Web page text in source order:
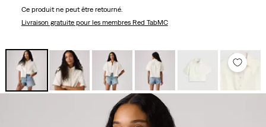
Ce produit ne peut être retourné.
Livraison gratuitepour les membres Red TabMC